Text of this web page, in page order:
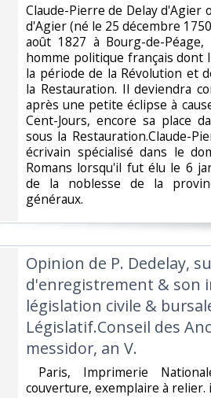
‎Claude-Pierre de Delay d'Agier
d'Agier (né le 25 décembre
août 1827 à Bourg-de-
homme politique français dont
la période de la Révolution et
la Restauration. Il deviendra
après une petite éclipse à
Cent-Jours, encore sa place
sous la Restauration.Claude-
écrivain spécialisé dans le
Romans lorsqu'il fut élu le 6
de la noblesse de la
généraux. ‎
‎Opinion de P. Dedelay,
d'enregistrement & son
législation civile &
Législatif.Conseil des
messidor, an V.‎
Paris, Imprimerie
couverture, exemplaire à relier.